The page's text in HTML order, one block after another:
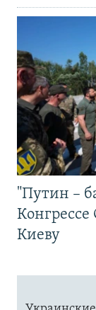
"Путин –
Киеву